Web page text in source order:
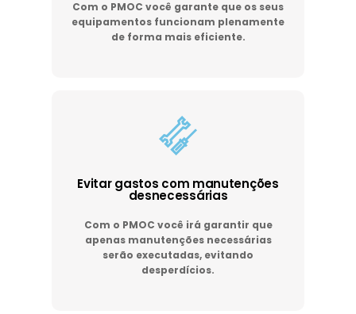
Com o PMOC você garante que os seus
equipamentos funcionam plenamente
de forma mais eficiente.
Evitar gastos com manutenções
desnecessárias
Com o PMOC você irá garantir que
apenas manutenções necessárias
serão executadas, evitando
desperdícios.